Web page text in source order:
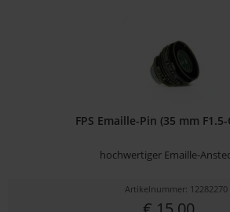
FPS Emaille-Pin (35 mm
hochwertiger Emaille-
Artikelnummer: 12282270